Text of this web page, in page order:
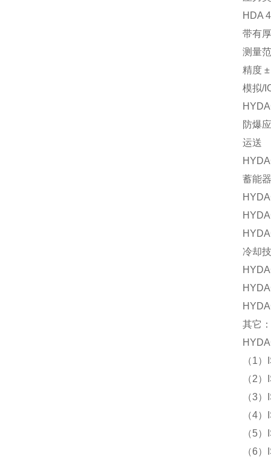
HDA
带有
测量
精度
模拟/
防爆
运送
蓄能
冷却
其它
（1
（2
（3
（4
（5
（6